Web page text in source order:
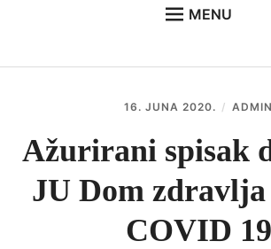
MENU
JAVNE NABAVKE
KONKURSI
UPUTE ZA PACIJENTE
FOTO GALERIJA
16. JUNA 2020. ADMIN
Ažurirani spisak
JU Dom
COVID 19